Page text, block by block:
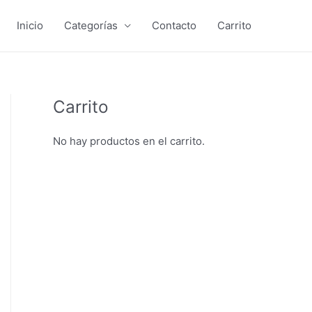
Inicio Categorías Contacto Carrito
Carrito
No hay productos en el carrito.